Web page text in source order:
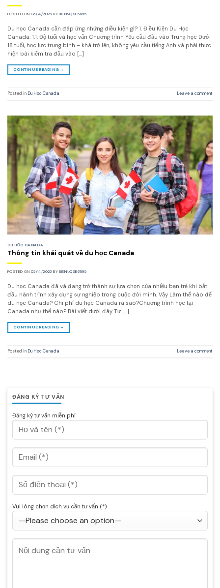
POSTED ON 03/14/2023 BYBIENNQSE61195
Du học Canada cần đáp ứng nhứng điều kiện gì? 1. Điều Kiện Du Học
Canada: 1.1. Độ tuổi và học vấn Chương trình Yêu cầu đầu vào Trung học Dưới
18 tuổi, học lực trung bình – khá trở lên, không yêu cầu tiếng Anh và phải thực
hiện bài kiểm tra đầu vào […]
CONTINUE READING →
Posted in Du Học Canada Leave a comment
DU HỌC CANADA
Thông tin khái quát về du học Canada
POSTED ON 03/14/2023 BYBIENNQSE61195
Du học Canada đã và đang trở thành sự lựa chọn của nhiều bạn trẻ khi bắt
đầu hành trình xây dựng sự nghiệp trong cuộc đời mình. Vậy Làm thế nào để
du học Canada? Chi phí du học Canada ra sao?Chương trình học tại
Canada như thế nào? Bài viết dưới đây Tư […]
CONTINUE READING →
Posted in Du Học Canada Leave a comment
ĐĂNG KÝ TƯ VẤN
Đăng ký tư vấn miễn phí
Vui lòng chọn dịch vụ cần tư vấn (*)